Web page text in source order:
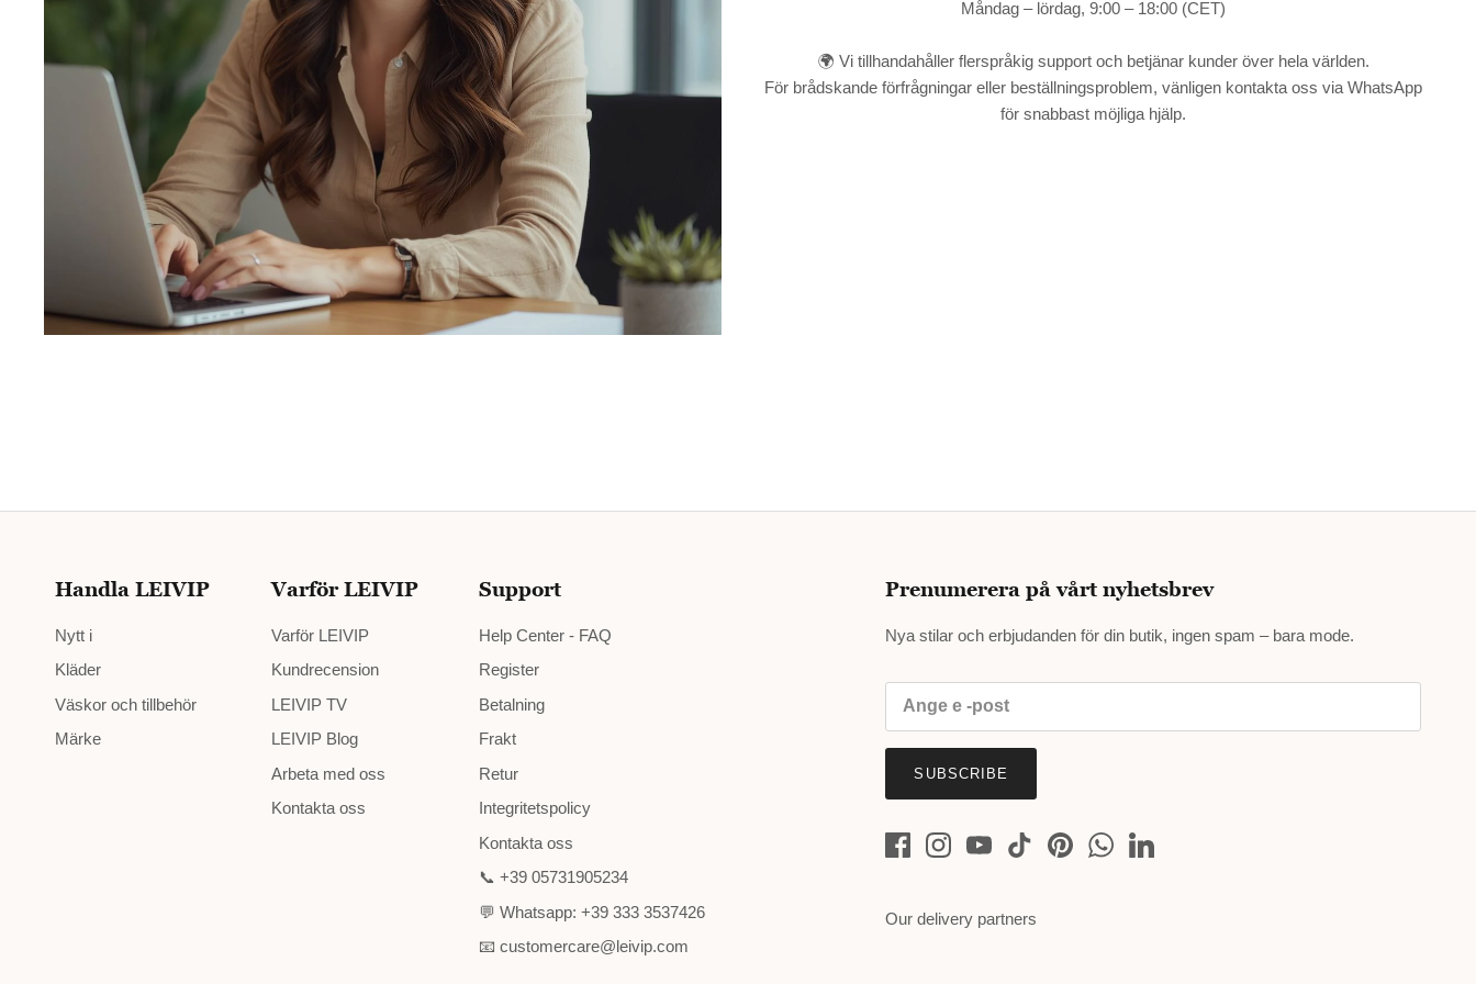
Måndag – lördag, 9:00 – 18:00 (CET)
🌍 Vi tillhandahåller flerspråkig support och betjänar kunder över hela världen.
För brådskande förfrågningar eller beställningsproblem, vänligen kontakta oss via WhatsApp
för snabbast möjliga hjälp.
Handla LEIVIP
Nytt i
Kläder
Väskor och tillbehör
Märke
Varför LEIVIP
Varför LEIVIP
Kundrecension
LEIVIP TV
LEIVIP Blog
Arbeta med oss
Kontakta oss
Support
Help Center - FAQ
Register
Betalning
Frakt
Retur
Integritetspolicy
Kontakta oss
📞 +39 05731905234
💬 Whatsapp: +39 333 3537426
📧 customercare@leivip.com
Prenumerera på vårt nyhetsbrev
Nya stilar och erbjudanden för din butik, ingen spam – bara mode.
SUBSCRIBE
Our delivery partners